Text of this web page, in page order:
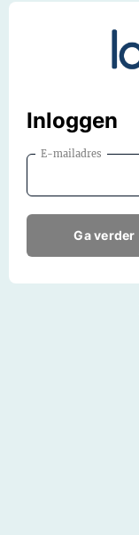
Inloggen
E-mailadres
Ga verder